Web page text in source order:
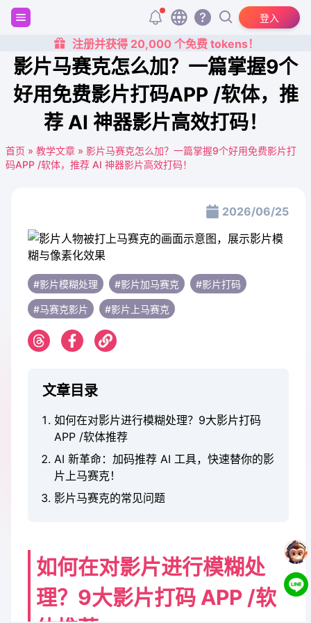
登入
注册并获得 20,000 个免费 tokens！
影片马赛克怎么加？一篇掌握9个
好用免费影片打码APP /软体，推
荐 AI 神器影片高效打码！
首页 » 教学文章 » 影片马赛克怎么加？一篇掌握9个好用免费影片打
码APP /软体，推荐 AI 神器影片高效打码！
2026/06/25
#影片模糊处理 #影片加马赛克 #影片打码
#马赛克影片 #影片上马赛克
文章目录
如何在对影片进行模糊处理？9大影片打码
APP /软体推荐
AI 新革命：加码推荐 AI 工具，快速替你的影
片上马赛克！
影片马赛克的常见问题
如何在对影片进行模糊处
理？9大影片打码 APP /软